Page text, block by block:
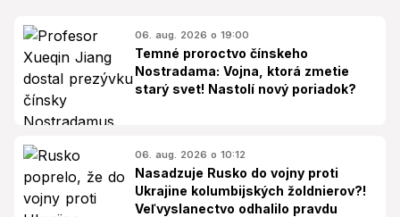
06. aug. 2026 o 19:00
Temné proroctvo čínskeho
Nostradama: Vojna, ktorá zmetie
starý svet! Nastolí nový poriadok?
06. aug. 2026 o 10:12
Nasadzuje Rusko do vojny proti
Ukrajine kolumbijských žoldnierov?!
Veľvyslanectvo odhalilo pravdu